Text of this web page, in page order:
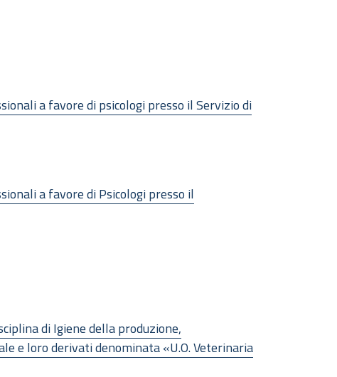
a favore di psicologi presso il Servizio di
a favore di Psicologi presso il
di Igiene della produzione,
e loro derivati denominata «U.O. Veterinaria